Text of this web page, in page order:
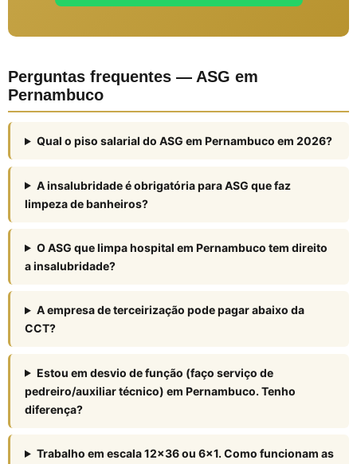
Perguntas frequentes — ASG em
Pernambuco
Qual o piso salarial do ASG em Pernambuco em 2026?
A insalubridade é obrigatória para ASG que faz
limpeza de banheiros?
O ASG que limpa hospital em Pernambuco tem direito
a insalubridade?
A empresa de terceirização pode pagar abaixo da
CCT?
Estou em desvio de função (faço serviço de
pedreiro/auxiliar técnico) em Pernambuco. Tenho
diferença?
Trabalho em escala 12×36 ou 6×1. Como funcionam as